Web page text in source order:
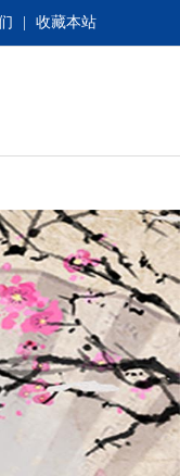
收藏本站